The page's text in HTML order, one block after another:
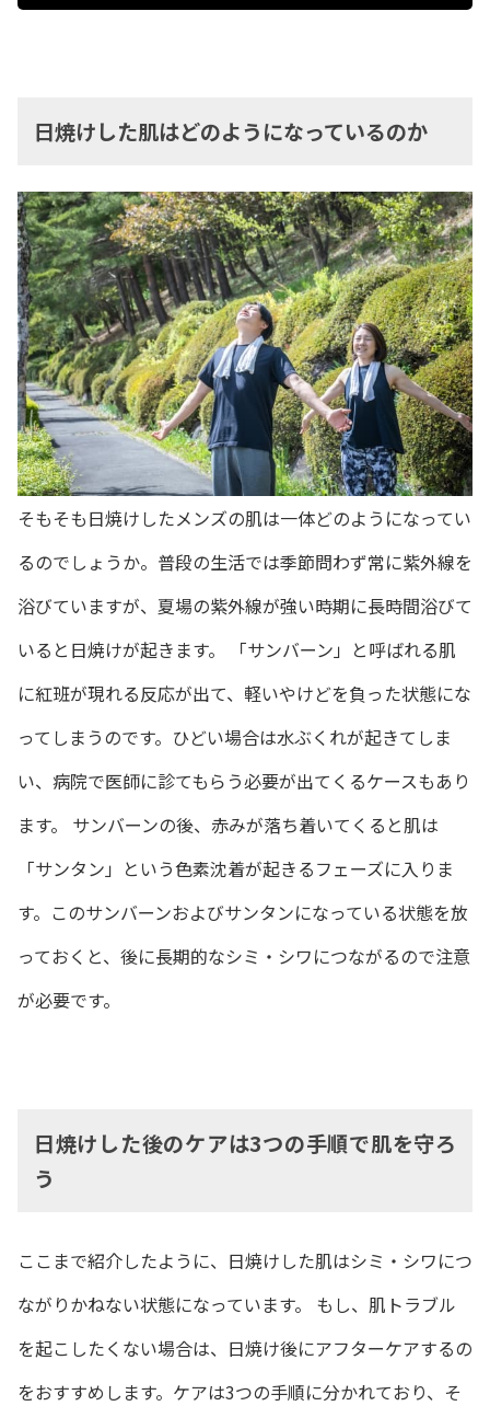
日焼けした肌はどのようになっているのか
そもそも日焼けしたメンズの肌は一体どのようになってい
るのでしょうか。普段の生活では季節問わず常に紫外線を
浴びていますが、夏場の紫外線が強い時期に長時間浴びて
いると日焼けが起きます。 「サンバーン」と呼ばれる肌
に紅班が現れる反応が出て、軽いやけどを負った状態にな
ってしまうのです。ひどい場合は水ぶくれが起きてしま
い、病院で医師に診てもらう必要が出てくるケースもあり
ます。 サンバーンの後、赤みが落ち着いてくると肌は
「サンタン」という色素沈着が起きるフェーズに入りま
す。このサンバーンおよびサンタンになっている状態を放
っておくと、後に長期的なシミ・シワにつながるので注意
が必要です。
日焼けした後のケアは3つの手順で肌を守ろ
う
ここまで紹介したように、日焼けした肌はシミ・シワにつ
ながりかねない状態になっています。 もし、肌トラブル
を起こしたくない場合は、日焼け後にアフターケアするの
をおすすめします。ケアは3つの手順に分かれており、そ